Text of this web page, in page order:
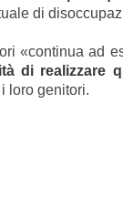
di
«continua ad
di realizzare
loro genitori.